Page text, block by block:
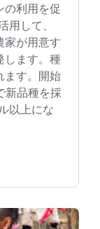
の利用を促
用して、
家が用意す
します。種
ます。開始
新品種を採
以上にな